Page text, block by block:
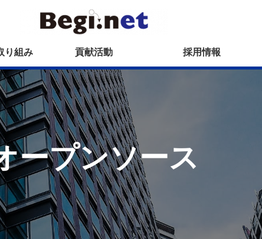
り組み 貢献活動 採用情報
ープンソース